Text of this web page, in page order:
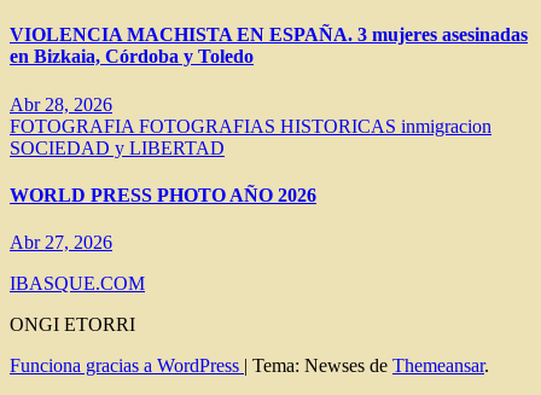
VIOLENCIA MACHISTA EN ESPAÑA. 3 mujeres asesinadas
en Bizkaia, Córdoba y Toledo
Abr 28, 2026
FOTOGRAFIA FOTOGRAFIAS HISTORICAS inmigracion
SOCIEDAD y LIBERTAD
WORLD PRESS PHOTO AÑO 2026
Abr 27, 2026
IBASQUE.COM
ONGI ETORRI
Funciona gracias a WordPress | Tema: Newses de Themeansar.